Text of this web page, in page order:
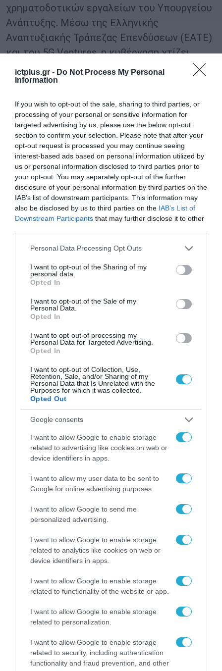
ictplus.gr - Do Not Process My Personal
Information
If you wish to opt-out of the sale, sharing to third parties, or
processing of your personal or sensitive information for
targeted advertising by us, please use the below opt-out
section to confirm your selection. Please note that after your
opt-out request is processed you may continue seeing
interest-based ads based on personal information utilized by
us or personal information disclosed to third parties prior to
your opt-out. You may separately opt-out of the further
disclosure of your personal information by third parties on the
IAB’s list of downstream participants. This information may
also be disclosed by us to third parties on the IAB’s List of
Downstream Participants that may further disclose it to other
Please note that this website/app uses one or more Google
not limited to your visit or usage behaviour. You may click to
grant or deny consent to Google and its third-party tags to
use your data for below specified purposes in below Google
consent section.
Personal Data Processing Opt Outs
I want to opt-out of the Sharing of my
personal data.
Opted In
I want to opt-out of the Sale of my
Personal Data.
Opted In
I want to opt-out of processing my
Personal Data for Targeted Advertising.
Opted In
I want to opt-out of Collection, Use,
Retention, Sale, and/or Sharing of my
Personal Data that Is Unrelated with the
Purposes for which it was collected.
Opted Out
Google consents
I want to allow Google to enable storage
related to advertising like cookies on web or
device identifiers in apps.
I want to allow my user data to be sent to
Google for online advertising purposes.
I want to allow Google to send me
personalized advertising.
I want to allow Google to enable storage
related to analytics like cookies on web or
device identifiers in apps.
I want to allow Google to enable storage
related to functionality of the website or app.
I want to allow Google to enable storage
related to personalization.
I want to allow Google to enable storage
related to security, including authentication
functionality and fraud prevention, and other
χρηματοδοτικών εργαλείων του Υπουργείου
Ανάπτυξης. Μέσω της Ελληνικής
Αναπτυξιακής Τράπεζας Επενδύσεων (ΕΑΤΕ)
και του 5G Ventures, η κυβέρνηση χτίζει
γέφυρες για τη σύνδεση των ελληνικών
εταιρειών με το ESA Investor Network και τη
“Η Κυβέρνηση τουΚυριάκου Μητσοτάκη
θέσει την καινοτομία στο επίκεντρο του
νέου παραγωγικού μοντέλου. Με την Εθνική
Στρατηγική 2035 και τη χρηματοδοτική
κλιμάκωση στο πρόγραμμα “HELLAS-SPACE
2.0”, ύψους 350 εκατ. ευρώ, εγγυόμαστε την
επιχειρησιακή συνέχεια, επενδύοντας στην
εθνική μας κυριαρχία και αυτονομία”,
GREEK SPACE TECH FORUM ΣΤΑΥΡΟΣ ΚΑΛΑΦΑΤΗΣ
ΡΟΗ ΕΙΔΗΣΕΩΝ
από την ΕΕ έργο “The
Gaming Police”
ενισχύει την ασφάλεια
31.07.2026